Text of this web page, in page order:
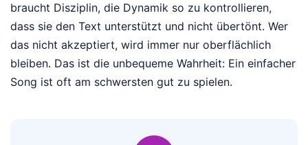
braucht Disziplin, die Dynamik so zu kontrollieren,
dass sie den Text unterstützt und nicht übertönt. Wer
das nicht akzeptiert, wird immer nur oberflächlich
bleiben. Das ist die unbequeme Wahrheit: Ein einfacher
Song ist oft am schwersten gut zu spielen.